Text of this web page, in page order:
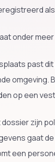
onder meer
past
omgeving.
op een
zijn
gaat
een